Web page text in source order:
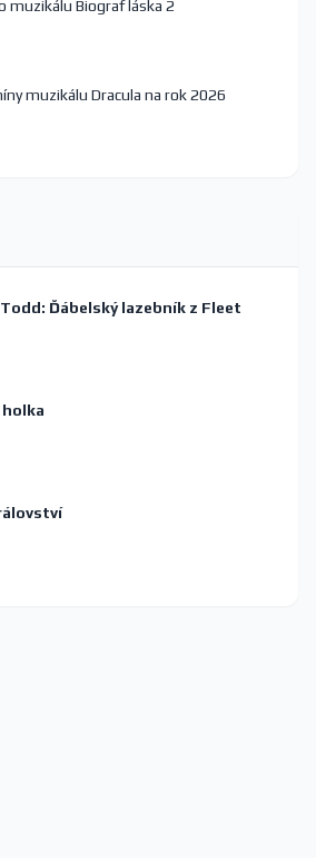
muzikálu Biograf láska 2
muzikálu Dracula na rok 2026
Ďábelský lazebník z Fleet
holka